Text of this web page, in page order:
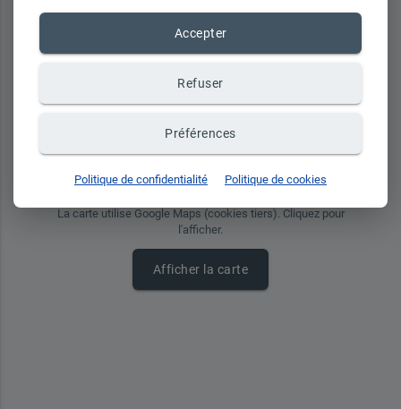
place
La carte utilise Google Maps (cookies tiers). Cliquez pour
l'afficher.
Afficher la carte
Accepter
Refuser
Préférences
Politique de confidentialité Politique de cookies